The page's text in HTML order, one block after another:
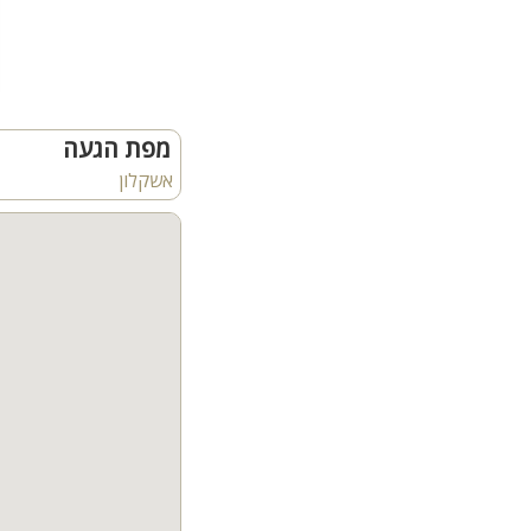
בר מעוצב ומקרר
עמדת מנגל נוספת
תאורת לייזרים
אצלנו תוכלו לחגוג כל
מסיבות רווקים
הצעות נישואין,
מפת הגעה
אשקלון